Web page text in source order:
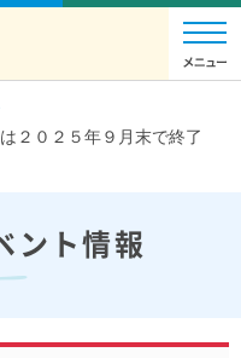
２０２５年９月末で終了
ント情報